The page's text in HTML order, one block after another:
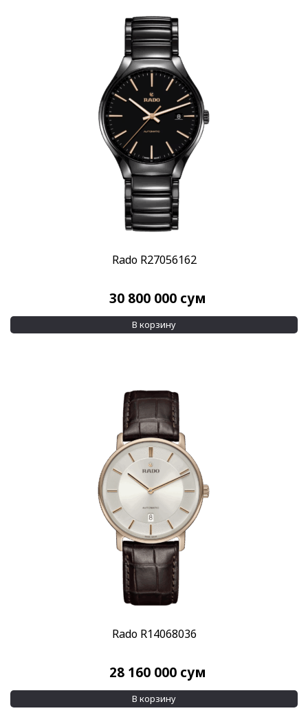
Rado R27056162
30 800 000 сум
В корзину
Rado R14068036
28 160 000 сум
В корзину